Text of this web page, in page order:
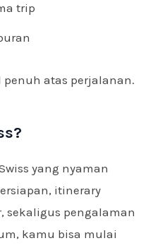
trip
atas perjalanan.
yang nyaman
itinerary
sekaligus pengalaman
kamu bisa mulai